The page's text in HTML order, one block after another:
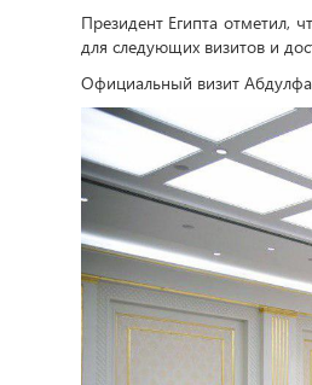
Президент Египта отметил,
для следующих визитов и
Официальный визит